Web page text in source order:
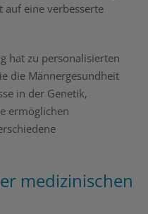
auf eine verbesserte
hat zu personalisierten
die Männergesundheit
in der Genetik,
ermöglichen
medizinischen